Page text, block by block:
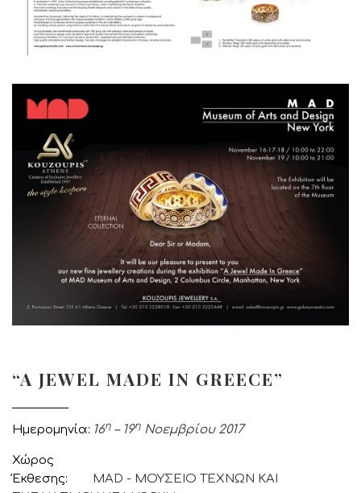
“A JEWEL MADE IN GREECE”
Ημερομηνία 16η – 19η Νοεμβρίου 2017
Χώρος
Έκθεσης
MAD - ΜΟΥΣΕΙΟ ΤΕΧΝΩΝ ΚΑΙ